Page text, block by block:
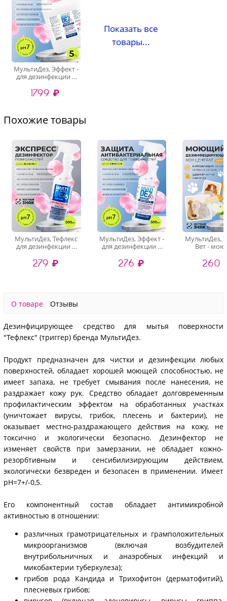
МультиДез, Эффект -
для дезинфекции и
бабл гам, 5 л
1799 ₽
Показать все
товары...
Похожие товары
МультиДез, Тефлекс
для дезинфекции и
Бабл Гам (триггер),
500 мл
279 ₽
МультиДез, Эффект -
для дезинфекции и
бабл гам (триггер),
500 мл
276 ₽
МультиДез,
Вет -
концентрат
500
260
О товаре Отзывы
Дезинфицирующее средство для мытья поверхности
"Тефлекс" (триггер) бренда МультиДез.
Продукт предназначен для чистки и дезинфекции любых
поверхностей, обладает хорошей моющей способностью, не
имеет запаха, не требует смывания после нанесения, не
раздражает кожу рук. Средство обладает долговременным
профилактическим эффектом на обработанных участках
(уничтожает вирусы, грибок, плесень и бактерии), не
оказывает местно-раздражающего действия на кожу, не
токсично и экологически безопасно. Дезинфектор не
изменяет свойств при замерзании, не обладает кожно-
резорбтивным и сенсибилизирующим действием,
экологически безвреден и безопасен в применении. Имеет
pH=7+/-0,5.
Его компонентный состав обладает антимикробной
активностью в отношении:
различных грамотрицательных и грамположительных
микроорганизмов (включая возбудителей
внутрибольничных и анаэробных инфекций и
микобактерии туберкулеза);
грибов рода Кандида и Трихофитон (дерматофитий),
плесневых грибов;